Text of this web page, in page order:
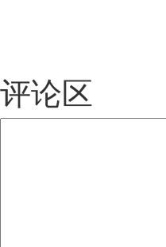
评论区